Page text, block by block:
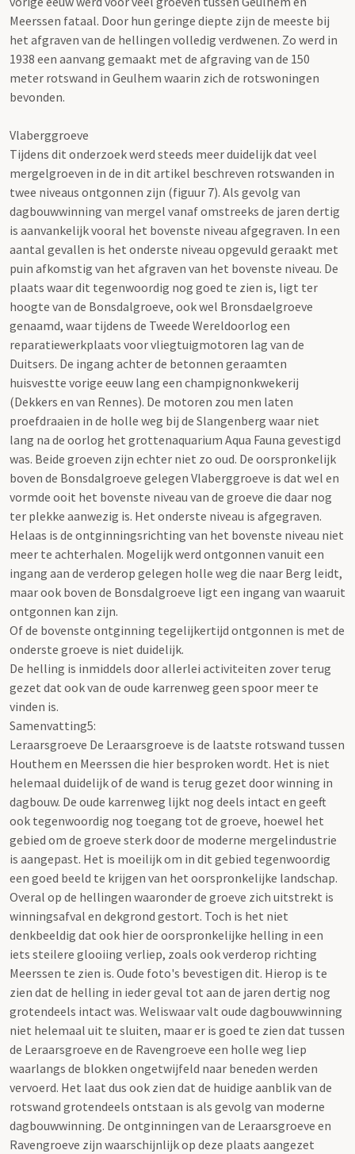
Meerssen fataal. Door hun geringe diepte zijn de meeste bij
het afgraven van de hellingen volledig verdwenen. Zo werd in
1938 een aanvang gemaakt met de afgraving van de 150
meter rotswand in Geulhem waarin zich de rotswoningen
bevonden.
Vlaberggroeve
Tijdens dit onderzoek werd steeds meer duidelijk dat veel
mergelgroeven in de in dit artikel beschreven rotswanden in
twee niveaus ontgonnen zijn (figuur 7). Als gevolg van
dagbouwwinning van mergel vanaf omstreeks de jaren dertig
is aanvankelijk vooral het bovenste niveau afgegraven. In een
aantal gevallen is het onderste niveau opgevuld geraakt met
puin afkomstig van het afgraven van het bovenste niveau. De
plaats waar dit tegenwoordig nog goed te zien is, ligt ter
hoogte van de Bonsdalgroeve, ook wel Bronsdaelgroeve
genaamd, waar tijdens de Tweede Wereldoorlog een
reparatiewerkplaats voor vliegtuigmotoren lag van de
Duitsers. De ingang achter de betonnen geraamten
huisvestte vorige eeuw lang een champignonkwekerij
(Dekkers en van Rennes). De motoren zou men laten
proefdraaien in de holle weg bij de Slangenberg waar niet
lang na de oorlog het grottenaquarium Aqua Fauna gevestigd
was. Beide groeven zijn echter niet zo oud. De oorspronkelijk
boven de Bonsdalgroeve gelegen Vlaberggroeve is dat wel en
vormde ooit het bovenste niveau van de groeve die daar nog
ter plekke aanwezig is. Het onderste niveau is afgegraven.
Helaas is de ontginningsrichting van het bovenste niveau niet
meer te achterhalen. Mogelijk werd ontgonnen vanuit een
ingang aan de verderop gelegen holle weg die naar Berg leidt,
maar ook boven de Bonsdalgroeve ligt een ingang van waaruit
ontgonnen kan zijn.
Of de bovenste ontginning tegelijkertijd ontgonnen is met de
onderste groeve is niet duidelijk.
De helling is inmiddels door allerlei activiteiten zover terug
gezet dat ook van de oude karrenweg geen spoor meer te
vinden is.
Samenvatting5:
Leraarsgroeve De Leraarsgroeve is de laatste rotswand tussen
Houthem en Meerssen die hier besproken wordt. Het is niet
helemaal duidelijk of de wand is terug gezet door winning in
dagbouw. De oude karrenweg lijkt nog deels intact en geeft
ook tegenwoordig nog toegang tot de groeve, hoewel het
gebied om de groeve sterk door de moderne mergelindustrie
is aangepast. Het is moeilijk om in dit gebied tegenwoordig
een goed beeld te krijgen van het oorspronkelijke landschap.
Overal op de hellingen waaronder de groeve zich uitstrekt is
winningsafval en dekgrond gestort. Toch is het niet
denkbeeldig dat ook hier de oorspronkelijke helling in een
iets steilere glooiing verliep, zoals ook verderop richting
Meerssen te zien is. Oude foto's bevestigen dit. Hierop is te
zien dat de helling in ieder geval tot aan de jaren dertig nog
grotendeels intact was. Weliswaar valt oude dagbouwwinning
niet helemaal uit te sluiten, maar er is goed te zien dat tussen
de Leraarsgroeve en de Ravengroeve een holle weg liep
waarlangs de blokken ongetwijfeld naar beneden werden
vervoerd. Het laat dus ook zien dat de huidige aanblik van de
rotswand grotendeels ontstaan is als gevolg van moderne
dagbouwwinning. De ontginningen van de Leraarsgroeve en
Ravengroeve zijn waarschijnlijk op deze plaats aangezet